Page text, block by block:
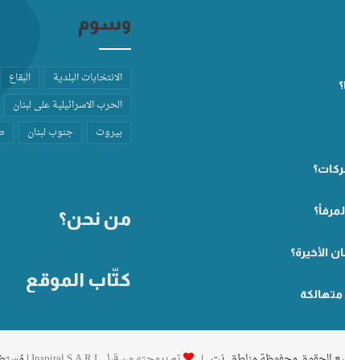
الأخيرة؟
وسوم
الانتخابات البلدية البقاع
الحرب الاسرائيلية على لبنان
بيروت
جنوب لبنان
من نحن؟
كتّاب الموقع